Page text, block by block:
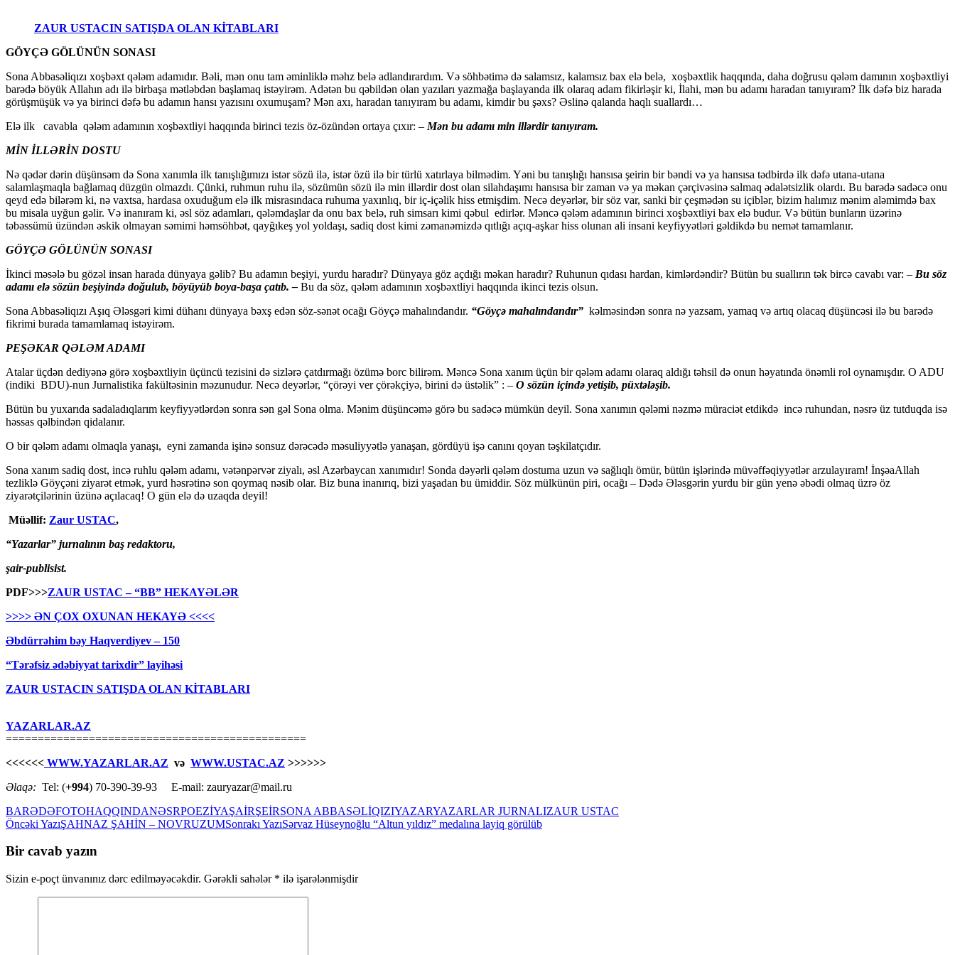
ZAUR USTACIN SATIŞDA OLAN KİTABLARI
GÖYÇƏ GÖLÜNÜN SONASI
Sona Abbasəliqızı xoşbəxt qələm adamıdır. Bəli, mən onu tam əminliklə məhz belə adlandırardım. Və söhbətimə də salamsız, kalamsız bax elə belə, xoşbəxtlik haqqında, daha doğrusu qələm damının xoşbəxtliyi
barədə böyük Allahın adı ilə birbaşa mətləbdən başlamaq istəyirəm. Adətən bu qəbildən olan yazıları yazmağa başlayanda ilk olaraq adam fikirləşir ki, İlahi, mən bu adamı haradan tanıyıram? İlk dəfə biz harada
görüşmüşük və ya birinci dəfə bu adamın hansı yazısını oxumuşam? Mən axı, haradan tanıyıram bu adamı, kimdir bu şəxs? Əslinə qalanda haqlı suallardı…
Elə ilk cavabla qələm adamının xoşbəxtliyi haqqında birinci tezis öz-özündən ortaya çıxır: – Mən bu adamı min illərdir tanıyıram.
MİN İLLƏRİN DOSTU
Nə qədər dərin düşünsəm də Sona xanımla ilk tanışlığımızı istər sözü ilə, istər özü ilə bir türlü xatırlaya bilmədim. Yəni bu tanışlığı hansısa şeirin bir bəndi və ya hansısa tədbirdə ilk dəfə utana-utana
salamlaşmaqla bağlamaq düzgün olmazdı. Çünki, ruhmun ruhu ilə, sözümün sözü ilə min illərdir dost olan silahdaşımı hansısa bir zaman və ya məkan çərçivəsinə salmaq ədalətsizlik olardı. Bu barədə sadəcə onu
qeyd edə bilərəm ki, nə vaxtsa, hardasa oxuduğum elə ilk misrasındaca ruhuma yaxınlıq, bir iç-içəlik hiss etmişdim. Necə deyərlər, bir söz var, sanki bir çeşmədən su içiblər, bizim halımız mənim aləmimdə bax
bu misala uyğun gəlir. Və inanıram ki, əsl söz adamları, qələmdaşlar da onu bax belə, ruh simsarı kimi qəbul edirlər. Məncə qələm adamının birinci xoşbəxtliyi bax elə budur. Və bütün bunların üzərinə
təbəssümü üzündən əskik olmayan səmimi həmsöhbət, qayğıkeş yol yoldaşı, sadiq dost kimi zəmanəmizdə qıtlığı açıq-aşkar hiss olunan ali insani keyfiyyətləri gəldikdə bu nemət tamamlanır.
GÖYÇƏ GÖLÜNÜN SONASI
İkinci məsələ bu gözəl insan harada dünyaya gəlib? Bu adamın beşiyi, yurdu haradır? Dünyaya göz açdığı məkan haradır? Ruhunun qıdası hardan, kimlərdəndir? Bütün bu suallırın tək bircə cavabı var: – Bu söz
adamı elə sözün beşiyində doğulub, böyüyüb boya-başa çatıb. – Bu da söz, qələm adamının xoşbəxtliyi haqqında ikinci tezis olsun.
Sona Abbasəliqızı Aşıq Ələsgəri kimi dühanı dünyaya bəxş edən söz-sənət ocağı Göyçə mahalındandır. “Göyçə mahalındandır” kəlməsindən sonra nə yazsam, yamaq və artıq olacaq düşüncəsi ilə bu barədə
fikrimi burada tamamlamaq istəyirəm.
PEŞƏKAR QƏLƏM ADAMI
Atalar üçdən dediyənə görə xoşbəxtliyin üçüncü tezisini də sizlərə çatdırmağı özümə borc bilirəm. Məncə Sona xanım üçün bir qələm adamı olaraq aldığı təhsil də onun həyatında önəmli rol oynamışdır. O ADU
(indiki BDU)-nun Jurnalistika fakültəsinin məzunudur. Necə deyərlər, “çörəyi ver çörəkçiyə, birini də üstəlik” : – O sözün içində yetişib, püxtələşib.
Bütün bu yuxarıda sadaladıqlarım keyfiyyətlərdən sonra sən gəl Sona olma. Mənim düşüncəmə görə bu sadəcə mümkün deyil. Sona xanımın qələmi nəzmə müraciət etdikdə incə ruhundan, nəsrə üz tutduqda isə
həssas qəlbindən qidalanır.
O bir qələm adamı olmaqla yanaşı, eyni zamanda işinə sonsuz dərəcədə məsuliyyətlə yanaşan, gördüyü işə canını qoyan təşkilatçıdır.
Sona xanım sadiq dost, incə ruhlu qələm adamı, vətənpərvər ziyalı, əsl Azərbaycan xanımıdır! Sonda dəyərli qələm dostuma uzun və sağlıqlı ömür, bütün işlərində müvəffəqiyyətlər arzulayıram! İnşəaAllah
tezliklə Göyçəni ziyarət etmək, yurd həsrətinə son qoymaq nəsib olar. Biz buna inanırıq, bizi yaşadan bu ümiddir. Söz mülkünün piri, ocağı – Dədə Ələsgərin yurdu bir gün yenə əbədi olmaq üzrə öz
ziyarətçilərinin üzünə açılacaq! O gün elə də uzaqda deyil!
Müəllif: Zaur USTAC,
“Yazarlar” jurnalının baş redaktoru,
şair-publisist.
PDF>>>ZAUR USTAC – “BB” HEKAYƏLƏR
>>>> ƏN ÇOX OXUNAN HEKAYƏ <<<<
Əbdürrəhim bəy Haqverdiyev – 150
“Tərəfsiz ədəbiyyat tarixdir” layihəsi
ZAUR USTACIN SATIŞDA OLAN KİTABLARI
YAZARLAR.AZ
===============================================
<<<<<< WWW.YAZARLAR.AZ və WWW.USTAC.AZ >>>>>>
Əlaqə: Tel: (+994) 70-390-39-93 E-mail: zauryazar@mail.ru
BARƏDƏFOTOHAQQINDANƏSRPOEZİYAŞAİRŞEİRSONA ABBASƏLİQIZIYAZARYAZARLAR JURNALIZAUR USTAC
Yazılar
üzrə
naviqasiya
Öncəki YazıŞAHNAZ ŞAHİN – NOVRUZUMSonrakı YazıSərvaz Hüseynoğlu “Altun yıldız” medalına layiq görülüb
Bir cavab yazın
Sizin e-poçt ünvanınız dərc edilməyəcəkdir. Gərəkli sahələr * ilə işarələnmişdir